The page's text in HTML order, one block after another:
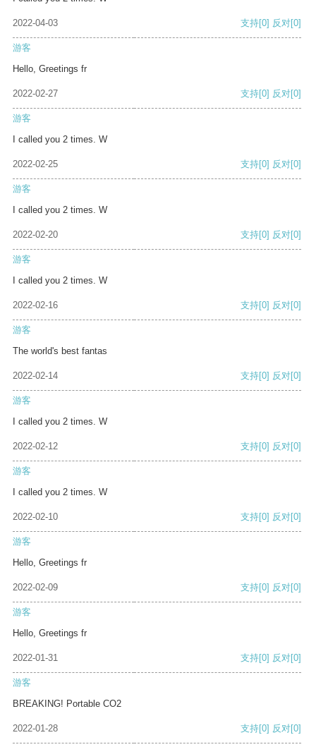
2022-04-03 支持[0] 反对[0]
游客
Hello, Greetings fr
2022-02-27 支持[0] 反对[0]
游客
I called you 2 times. W
2022-02-25 支持[0] 反对[0]
游客
I called you 2 times. W
2022-02-20 支持[0] 反对[0]
游客
I called you 2 times. W
2022-02-16 支持[0] 反对[0]
游客
The world's best fantas
2022-02-14 支持[0] 反对[0]
游客
I called you 2 times. W
2022-02-12 支持[0] 反对[0]
游客
I called you 2 times. W
2022-02-10 支持[0] 反对[0]
游客
Hello, Greetings fr
2022-02-09 支持[0] 反对[0]
游客
Hello, Greetings fr
2022-01-31 支持[0] 反对[0]
游客
BREAKING! Portable CO2
2022-01-28 支持[0] 反对[0]